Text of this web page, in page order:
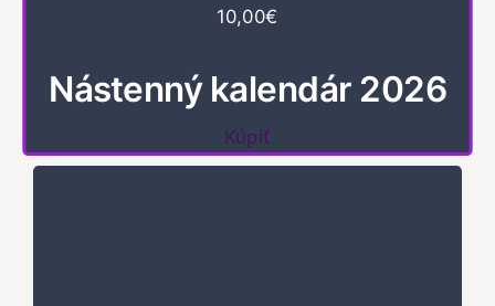
10,00€
Nástenný kalendár 2026
Kúpiť